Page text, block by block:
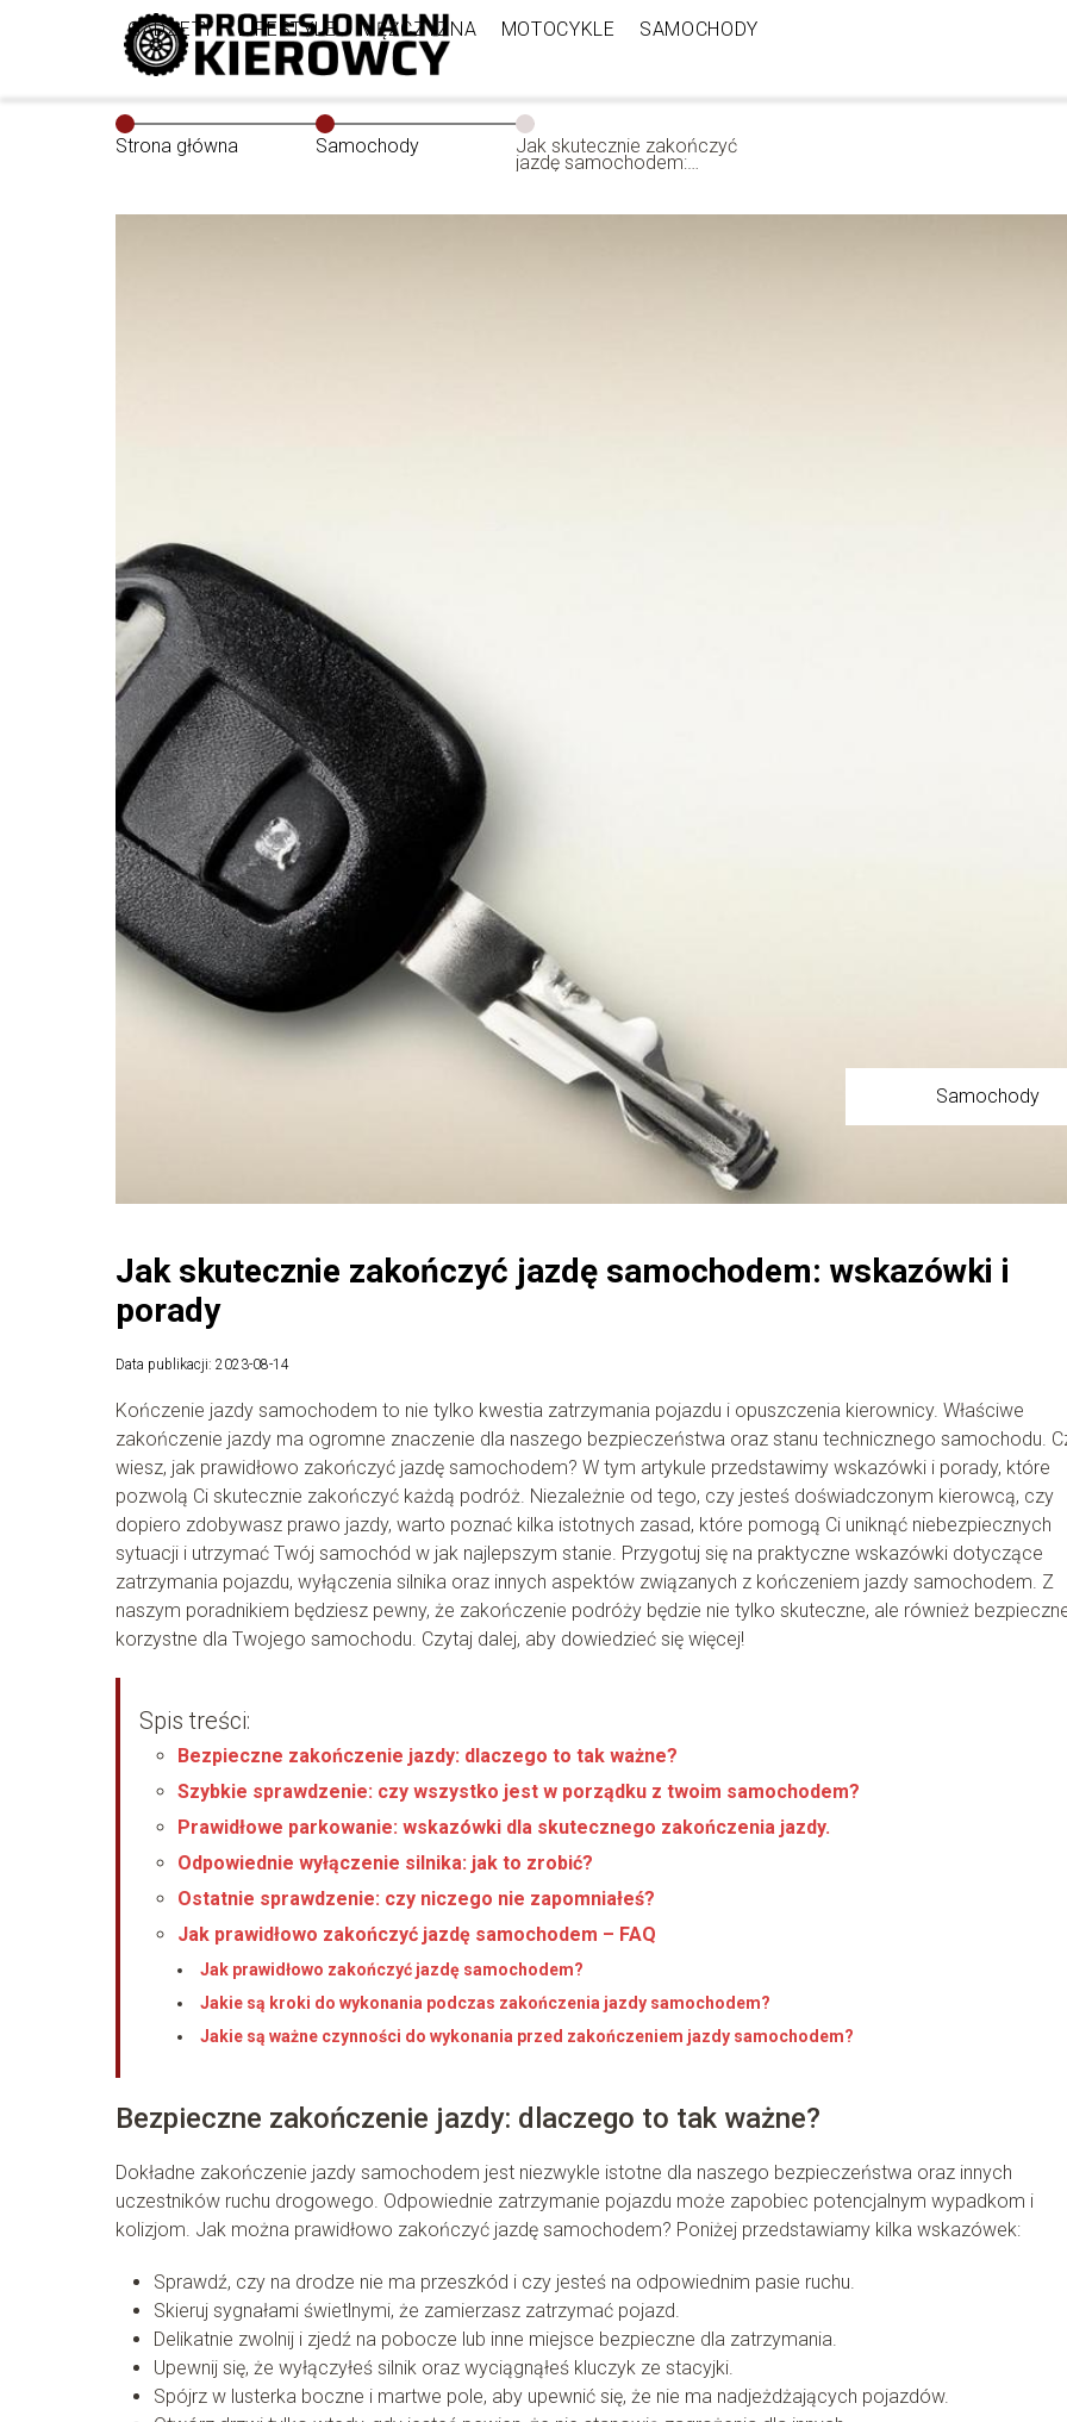
GADŻETY LIFESTYLE MĘŻCZYZNA MOTOCYKLE SAMOCHODY
Strona główna Samochody Jak skutecznie zakończyć
jazdę samochodem:
wskazówki i porady
Samochody
Jak skutecznie zakończyć jazdę samochodem: wskazówki i
porady
Data publikacji: 2023-08-14
Kończenie jazdy samochodem to nie tylko kwestia zatrzymania pojazdu i opuszczenia kierownicy. Właściwe
zakończenie jazdy ma ogromne znaczenie dla naszego bezpieczeństwa oraz stanu technicznego samochodu.
wiesz, jak prawidłowo zakończyć jazdę samochodem? W tym artykule przedstawimy wskazówki i porady, które
pozwolą Ci skutecznie zakończyć każdą podróż. Niezależnie od tego, czy jesteś doświadczonym kierowcą, czy
dopiero zdobywasz prawo jazdy, warto poznać kilka istotnych zasad, które pomogą Ci uniknąć niebezpiecznych
sytuacji i utrzymać Twój samochód w jak najlepszym stanie. Przygotuj się na praktyczne wskazówki dotyczące
zatrzymania pojazdu, wyłączenia silnika oraz innych aspektów związanych z kończeniem jazdy samochodem. Z
naszym poradnikiem będziesz pewny, że zakończenie podróży będzie nie tylko skuteczne, ale również
korzystne dla Twojego samochodu. Czytaj dalej, aby dowiedzieć się więcej!
Spis treści:
Bezpieczne zakończenie jazdy: dlaczego to tak ważne?
Szybkie sprawdzenie: czy wszystko jest w porządku z twoim samochodem?
Prawidłowe parkowanie: wskazówki dla skutecznego zakończenia jazdy.
Odpowiednie wyłączenie silnika: jak to zrobić?
Ostatnie sprawdzenie: czy niczego nie zapomniałeś?
Jak prawidłowo zakończyć jazdę samochodem – FAQ
Jak prawidłowo zakończyć jazdę samochodem?
Jakie są kroki do wykonania podczas zakończenia jazdy samochodem?
Jakie są ważne czynności do wykonania przed zakończeniem jazdy samochodem?
Bezpieczne zakończenie jazdy: dlaczego to tak ważne?
Dokładne zakończenie jazdy samochodem jest niezwykle istotne dla naszego bezpieczeństwa oraz innych
uczestników ruchu drogowego. Odpowiednie zatrzymanie pojazdu może zapobiec potencjalnym wypadkom i
kolizjom. Jak można prawidłowo zakończyć jazdę samochodem? Poniżej przedstawiamy kilka wskazówek:
Sprawdź, czy na drodze nie ma przeszkód i czy jesteś na odpowiednim pasie ruchu.
Skieruj sygnałami świetlnymi, że zamierzasz zatrzymać pojazd.
Delikatnie zwolnij i zjedź na pobocze lub inne miejsce bezpieczne dla zatrzymania.
Upewnij się, że wyłączyłeś silnik oraz wyciągnąłeś kluczyk ze stacyjki.
Spójrz w lusterka boczne i martwe pole, aby upewnić się, że nie ma nadjeżdżających pojazdów.